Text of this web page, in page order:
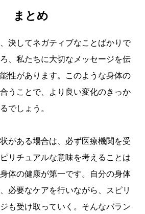
まとめ
決してネガティブなことばかりで
、私たちに大切なメッセージを伝
性があります。このような身体の
うことで、より良い変化のきっか
でしょう。
がある場合は、必ず医療機関を受
リチュアルな意味を考えることは
体の健康が第一です。自分の身体
必要なケアを行いながら、スピリ
も受け取っていく。そんなバラン